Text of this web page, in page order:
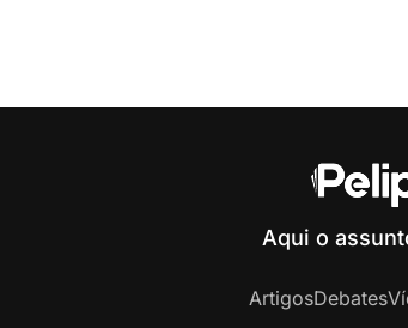
Aqui o
ArtigosDebates